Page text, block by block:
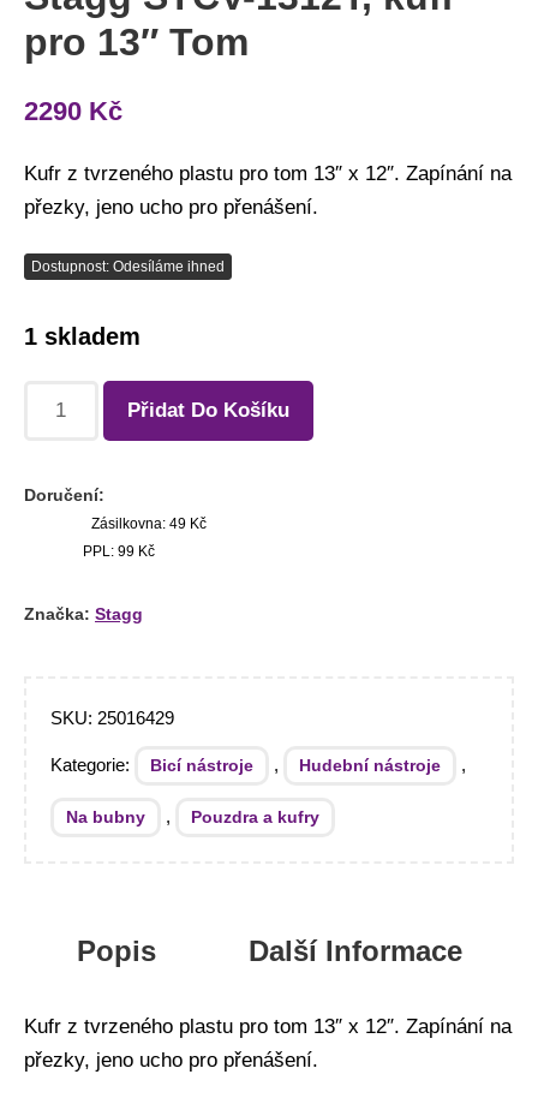
pro 13″ Tom
2290 Kč
Kufr z tvrzeného plastu pro tom 13″ x 12″. Zapínání na
přezky, jeno ucho pro přenášení.
Dostupnost: Odesíláme ihned
1 skladem
Přidat Do Košíku
Doručení:
Zásilkovna: 49 Kč
PPL: 99 Kč
Značka: Stagg
SKU: 25016429
Kategorie: Bicí nástroje , Hudební nástroje ,
Na bubny , Pouzdra a kufry
Popis Další Informace
Kufr z tvrzeného plastu pro tom 13″ x 12″. Zapínání na
přezky, jeno ucho pro přenášení.